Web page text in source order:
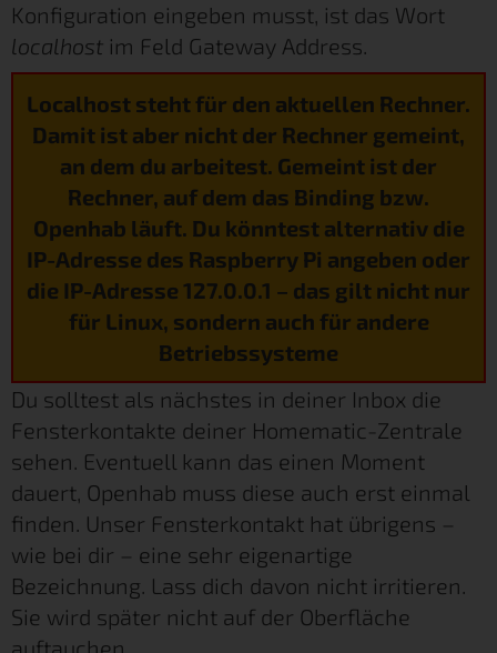
Konfiguration eingeben musst, ist das Wort
localhost im Feld Gateway Address.
Localhost steht für den aktuellen Rechner.
Damit ist aber nicht der Rechner gemeint,
an dem du arbeitest. Gemeint ist der
Rechner, auf dem das Binding bzw.
Openhab läuft. Du könntest alternativ die
IP-Adresse des Raspberry Pi angeben oder
die IP-Adresse 127.0.0.1 – das gilt nicht nur
für Linux, sondern auch für andere
Betriebssysteme
Du solltest als nächstes in deiner Inbox die
Fensterkontakte deiner Homematic-Zentrale
sehen. Eventuell kann das einen Moment
dauert, Openhab muss diese auch erst einmal
finden. Unser Fensterkontakt hat übrigens –
wie bei dir – eine sehr eigenartige
Bezeichnung. Lass dich davon nicht irritieren.
Sie wird später nicht auf der Oberfläche
auftauchen.